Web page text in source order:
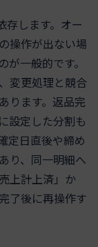
存します。オー
操作が出ない場
一般的です。
変更処理と競合
ります。返品完
設定した分割も
定日直後や締め
り、同一明細へ
上計上済」か
了後に再操作す